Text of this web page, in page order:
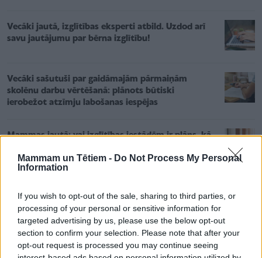
Mammam un Tētiem - Do Not Process My Personal
Information
If you wish to opt-out of the sale, sharing to third parties, or
processing of your personal or sensitive information for
targeted advertising by us, please use the below opt-out
section to confirm your selection. Please note that after your
opt-out request is processed you may continue seeing
Vecāki jautā, izglītības eksperti atbild. Uzdod arī
savu jautājumu par bērna izglītību!
Vecāki sašutuši par gaidāmajām pārmaiņām
skolēnu darbu vērtēšanā: plānots būtiski
ierobežot atzīmju labošanas iespējas
Mammas jautā: vai izglītības iestādēm ir plāns, kā
Atbild Valsts izglītības satura centra (VISC) pārstāve
Liene Bērziņa:
"Šobrīd tiesiskajā regulējumā nav nodefinēts, kas ir
atgādnes. VISC Iekļaujošās un speciālās izglītības